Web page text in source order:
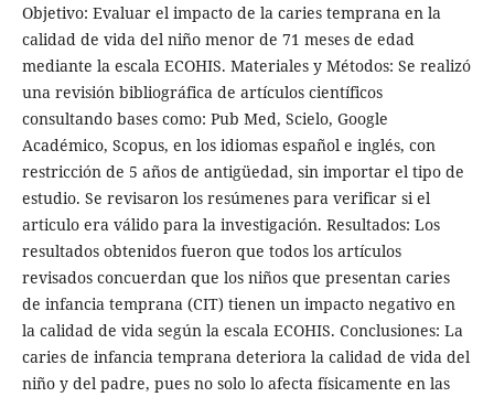
Objetivo: Evaluar el impacto de la caries temprana en la
calidad de vida del niño menor de 71 meses de edad
mediante la escala ECOHIS. Materiales y Métodos: Se realizó
una revisión bibliográfica de artículos científicos
consultando bases como: Pub Med, Scielo, Google
Académico, Scopus, en los idiomas español e inglés, con
restricción de 5 años de antigüedad, sin importar el tipo de
estudio. Se revisaron los resúmenes para verificar si el
articulo era válido para la investigación. Resultados: Los
resultados obtenidos fueron que todos los artículos
revisados concuerdan que los niños que presentan caries
de infancia temprana (CIT) tienen un impacto negativo en
la calidad de vida según la escala ECOHIS. Conclusiones: La
caries de infancia temprana deteriora la calidad de vida del
niño y del padre, pues no solo lo afecta físicamente en las